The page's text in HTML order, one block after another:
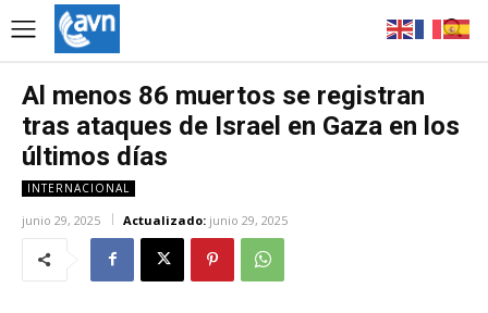
Al menos 86 muertos se registran
tras ataques de Israel en Gaza en los
últimos días
INTERNACIONAL
junio 29, 2025 Actualizado: junio 29, 2025